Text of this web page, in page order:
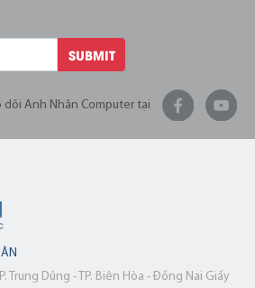
SUBMIT
dõi Anh Nhân Computer tại
Trung Dũng - TP. Biên Hòa - Đồng Nai Giấy